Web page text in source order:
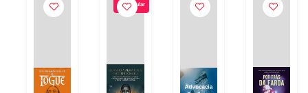
Popular